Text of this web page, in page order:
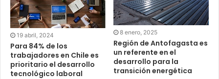
19 abril, 2024
Para 84% de los
trabajadores en Chile es
prioritario el desarrollo
tecnológico laboral
8 enero, 2025
Región de Antofagasta es
un referente en el
desarrollo para la
transición energética